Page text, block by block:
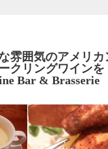
雰囲気のアメリ
クリングワイン
Bar & Brasserie